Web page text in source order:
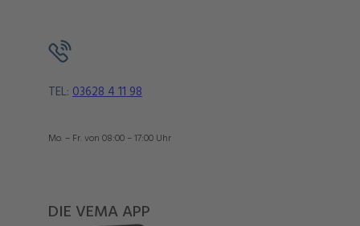
TEL: 03628 4 11 98
Mo. – Fr. von 08:00 – 17:00 Uhr
DIE VEMA APP